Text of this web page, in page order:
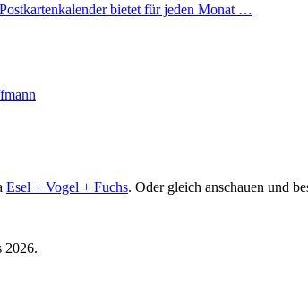
bietet für jeden Monat …
Esel + Vogel + Fuchs. Oder gleich anschauen und
2026.